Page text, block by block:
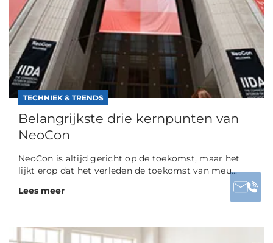
TECHNIEK & TRENDS
Belangrijkste drie kernpunten van
NeoCon
NeoCon is altijd gericht op de toekomst, maar het
lijkt erop dat het verleden de toekomst van meu...
Lees meer